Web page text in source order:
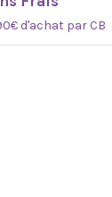
d'achat par CB